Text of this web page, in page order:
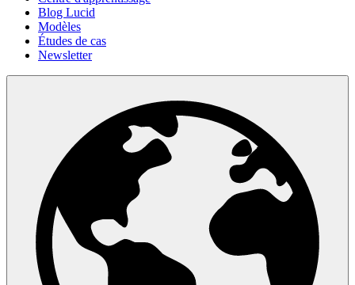
Blog Lucid
Modèles
Études de cas
Newsletter